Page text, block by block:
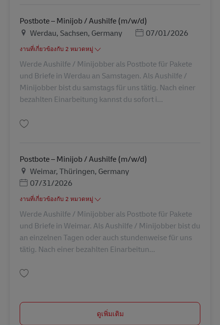
Postbote – Minijob / Aushilfe (m/w/d)
สถานที่
Werdau, Sachsen, Germany Posted Date
07/01/2026
งานที่เกี่ยวข้องกับ 2 หมวดหมู่
Werde Aushilfe / Minijobber als Postbote für Pakete
und Briefe in Werdau an Samstagen. Als Aushilfe /
Minijobber bist du samstags für uns tätig. Nach einer
bezahlten Einarbeitung kannst du sofort i...
Postbote – Minijob / Aushilfe (m/w/d)
สถานที่
Weimar, Thüringen, Germany
Posted Date
07/31/2026
งานที่เกี่ยวข้องกับ 2 หมวดหมู่
Werde Aushilfe / Minijobber als Postbote für Pakete
und Briefe in Weimar. Als Aushilfe / Minijobber bist du
an einzelnen Tagen oder auch stundenweise für uns
tätig. Nach einer bezahlten Einarbeitun...
ดูเพิ่มเติม